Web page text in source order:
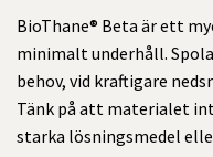
BioThane® Beta är ett
minimalt underhåll.
behov, vid kraftigare
Tänk på att materialet
starka lösningsmedel